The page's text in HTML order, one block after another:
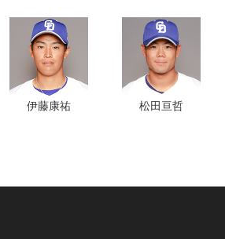
伊藤康祐 松田亘哲